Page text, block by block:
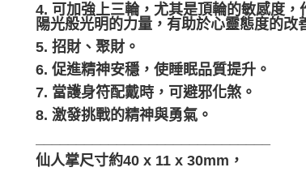
4. 可加強上三輪，尤其是頂輪的敏感度
陽光般光明的力量，有助於心靈態度的改
5. 招財、聚財。
6. 促進精神安穩，使睡眠品質提升。
7. 當護身符配戴時，可避邪化煞。
8. 激發挑戰的精神與勇氣。
仙人掌尺寸約40 x 11 x 30mm，